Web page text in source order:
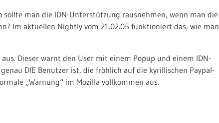
sollte man die IDN-Unterstützung rausnehmen, wenn man die
Im aktuellen Nightly vom 21.02.05 funktioniert das, wie man
Dieser warnt den User mit einem Popup und einem IDN-
DIE Benutzer ist, die fröhlich auf die kyrillischen Paypal-
„Warnung“ im Mozilla vollkommen aus.